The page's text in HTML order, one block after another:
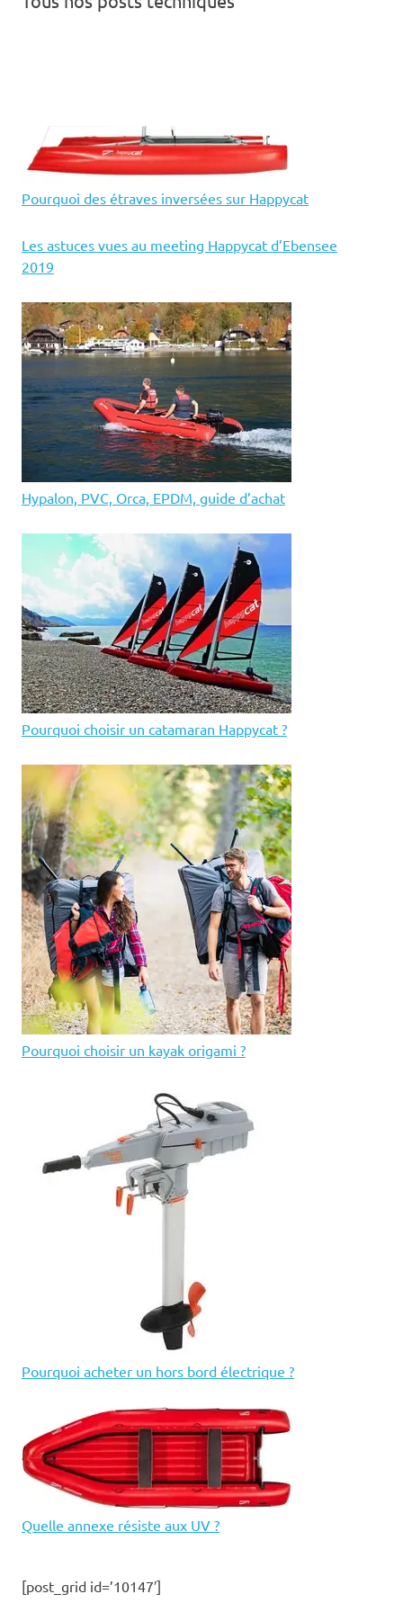
Pourquoi des étraves inversées sur Happycat
Les astuces vues au meeting Happycat d’Ebensee
2019
Hypalon, PVC, Orca, EPDM, guide d’achat
Pourquoi choisir un catamaran Happycat ?
Pourquoi choisir un kayak origami ?
Pourquoi acheter un hors bord électrique ?
Quelle annexe résiste aux UV ?
[post_grid id=’10147′]